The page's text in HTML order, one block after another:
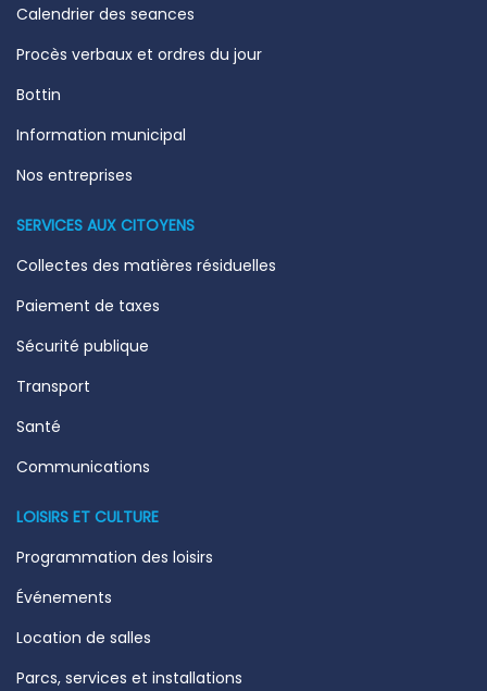
Calendrier des seances
Procès verbaux et ordres du jour
Bottin
Information municipal
Nos entreprises
SERVICES AUX CITOYENS
Collectes des matières résiduelles
Paiement de taxes
Sécurité publique
Transport
Santé
Communications
LOISIRS ET CULTURE
Programmation des loisirs
Événements
Location de salles
Parcs, services et installations